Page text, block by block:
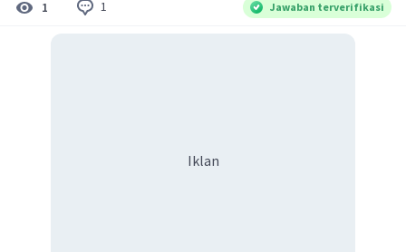
1 1 Jawaban terverifikasi
Iklan